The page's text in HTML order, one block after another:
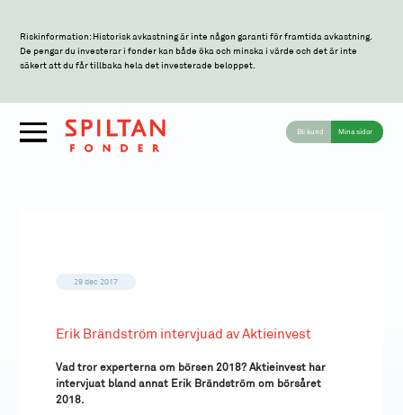
Riskinformation: Historisk avkastning är inte någon garanti för framtida avkastning.
De pengar du investerar i fonder kan både öka och minska i värde och det är inte
säkert att du får tillbaka hela det investerade beloppet.
Bli kund Mina sidor
29 dec 2017
Erik Brändström intervjuad av Aktieinvest
Vad tror experterna om börsen 2018? Aktieinvest har
intervjuat bland annat Erik Brändström om börsåret
2018.